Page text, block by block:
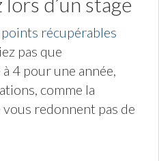
récupérables
pas que
4 pour une année,
comme la
redonnent pas de